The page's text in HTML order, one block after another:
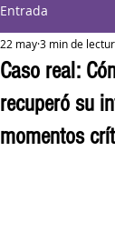
Entrada
Caso real:
recuperó su
momentos
22 may3 min de